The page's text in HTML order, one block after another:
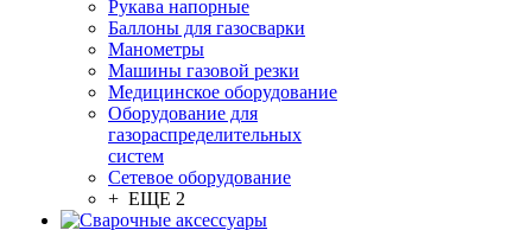
Рукава напорные
Баллоны для газосварки
Манометры
Машины газовой резки
Медицинское оборудование
Оборудование для
газораспределительных
систем
Сетевое оборудование
+ ЕЩЕ 2